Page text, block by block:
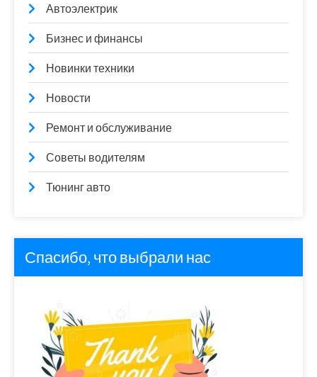
Автоэлектрик
Бизнес и финансы
Новинки техники
Новости
Ремонт и обслуживание
Советы водителям
Тюнинг авто
Спасибо, что выбрали нас